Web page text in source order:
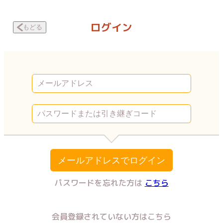
もどる ログイン
メールアドレスでログイン
パスワードを忘れた方は こちら
会員登録されていない方はこちら